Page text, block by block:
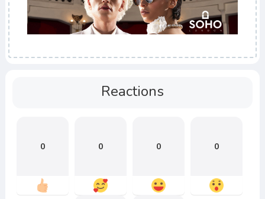
Reactions
0 0 0 0